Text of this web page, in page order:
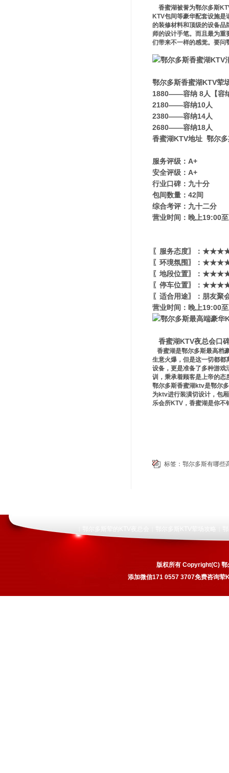
香蜜湖被誉为鄂尔多斯
KTV包间等豪华配套设施
的装修材料和顶级的设备品
师的设计手笔。而且最为
们带来不一样的感觉。要问
鄂尔多斯香蜜湖KTV荤
1880——容纳 8人【容
2180——容纳10人
2380——容纳14人
2680——容纳18人
香蜜湖KTV地址 鄂尔
服务评级：A+
安全评级：A+
行业口碑：九十分
包间数量：42间
综合考评：九十二分
营业时间：晚上19:00
〖服务态度〗：
〖环境氛围〗：
〖地段位置〗：
〖停车位置〗：
〖适合用途〗：朋友聚
营业时间：晚上19:00
香蜜湖KTV夜总会口
香蜜湖是鄂尔多斯最高档
生意火爆，但是这一切都
设备，更是准备了多种游
训，秉承着顾客是上帝的
鄂尔多斯香蜜湖ktv是鄂尔
为ktv进行装潢切设计，包
乐会所KTV，香蜜湖是你不
标签： 鄂尔多斯有哪些
版权所有 Copyright(C) 鄂
添加微信171 0557 3707免费咨询荤